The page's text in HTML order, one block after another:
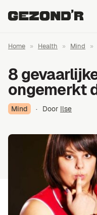
Home » Health » Mind »
8
ongemerkt
Mind · Door Ilse